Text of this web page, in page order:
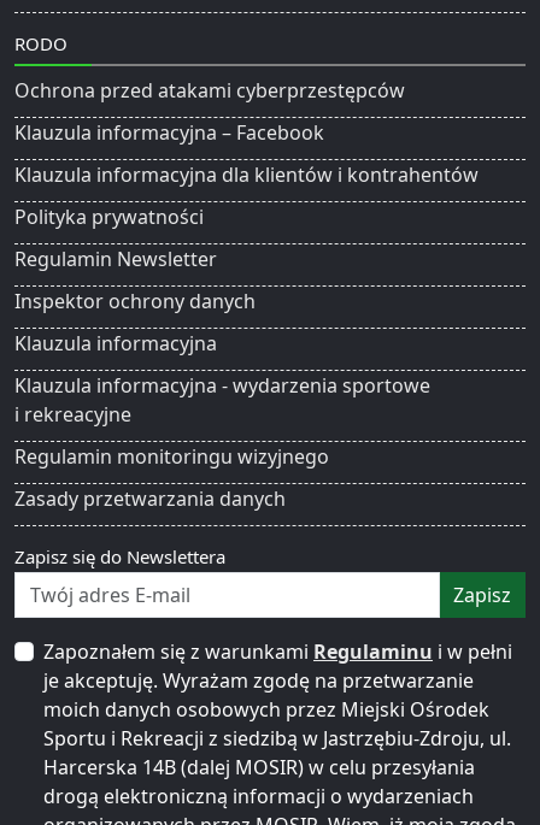
RODO
Ochrona przed atakami cyberprzestępców
Klauzula informacyjna – Facebook
Klauzula informacyjna dla klientów i kontrahentów
Polityka prywatności
Regulamin Newsletter
Inspektor ochrony danych
Klauzula informacyjna
Klauzula informacyjna - wydarzenia sportowe
i rekreacyjne
Regulamin monitoringu wizyjnego
Zasady przetwarzania danych
Zapisz się do Newslettera
Zapisz
Zapoznałem się z warunkami Regulaminu i w pełni
je akceptuję. Wyrażam zgodę na przetwarzanie
moich danych osobowych przez Miejski Ośrodek
Sportu i Rekreacji z siedzibą w Jastrzębiu-Zdroju, ul.
Harcerska 14B (dalej MOSIR) w celu przesyłania
drogą elektroniczną informacji o wydarzeniach